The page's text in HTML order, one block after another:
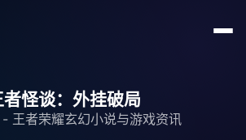
者怪谈：外挂破局
王者荣耀玄幻小说与游戏资讯